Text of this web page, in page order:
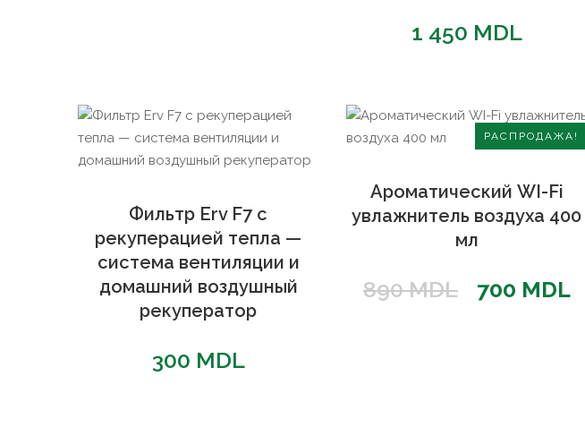
1 450 MDL
Фильтр Erv F7 с
рекуперацией тепла —
система вентиляции и
домашний воздушный
рекуператор
300 MDL
РАСПРОДАЖА!
Ароматический WI-Fi
увлажнитель воздуха 400
мл
890MDL 700 MDL